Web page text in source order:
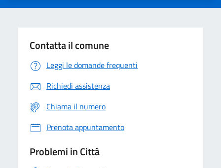
Contatta il comune
Leggi le domande frequenti
Richiedi assistenza
Chiama il numero
Prenota appuntamento
Problemi in Città